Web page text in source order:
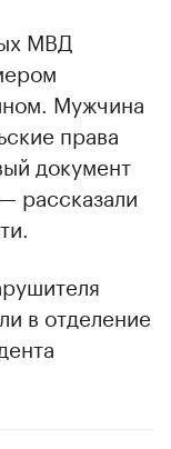
МВД
Мужчина
права
документ
рассказали
в отделение